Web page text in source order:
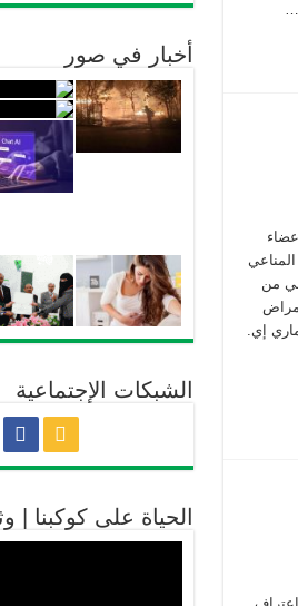
…
المناعي
من
إي.
أخبار في صور
الشبكات الإجتماعية
الحياة على كوكبنا |